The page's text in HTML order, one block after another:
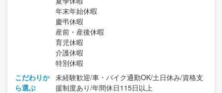
年末年始休暇
慶弔休暇
産前・産後休暇
育児休暇
介護休暇
特別休暇
こだわりか
ら選ぶ
未経験歓迎/車・バイク通勤OK/土日休み/資格支
援制度あり/年間休日115日以上